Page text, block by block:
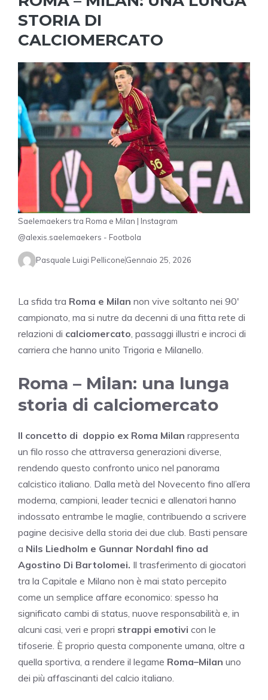
STORIA DI
CALCIOMERCATO
Saelemaekers tra Roma e Milan | Instagram
@alexis.saelemaekers - Footbola
Pasquale Luigi PelliconeGennaio 25, 2026
La sfida tra Roma e Milan non vive soltanto nei 90′
campionato, ma si nutre da decenni di una fitta rete di
relazioni di calciomercato , passaggi illustri e incroci di
carriera che hanno unito Trigoria e Milanello.
Roma – Milan: una lunga
storia di calciomercato
II concetto di doppio ex Roma Milan rappresenta
un filo rosso che attraversa generazioni diverse,
rendendo questo confronto unico nel panorama
calcistico italiano. Dalla metà del Novecento fino all’era
moderna, campioni, leader tecnici e allenatori hanno
indossato entrambe le maglie, contribuendo a scrivere
pagine decisive della storia dei due club. Basti pensare
a Nils Liedholm e Gunnar Nordahl fino ad
Agostino Di Bartolomei. Il trasferimento di giocatori
tra la Capitale e Milano non è mai stato percepito
come un semplice affare economico: spesso ha
significato cambi di status, nuove responsabilità e, in
alcuni casi, veri e propri strappi emotivi con le
tifoserie. È proprio questa componente umana, oltre a
quella sportiva, a rendere il legame Roma–Milan uno
dei più affascinanti del calcio italiano.